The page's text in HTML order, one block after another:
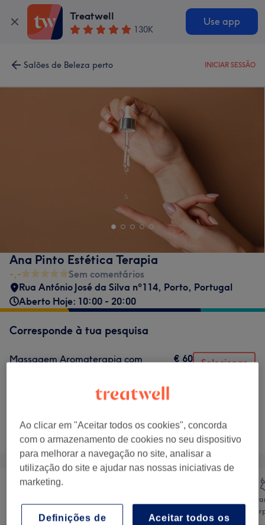
Treatwell
130K
Use app
Salões de Beleza perto INICIAR SESSÃO
Ana Pinto Estética Terapia
-,-
Sem comentários
Rua António José da Silva nº114, Porto, Portugal
Aberto Hoje: 10:00 - 20:00
Corresponde à tua pesquisa
Massagem Aromaterapia com
Mostrar Detalhes
€ 60 Selecionar
Não é o que estavas à procura?
Procurar serviços
Tratamento Facial Massagem
Ao clicar em "Aceitar todos os cookies", concorda
com o armazenamento de cookies no seu dispositivo
para melhorar a navegação no site, analisar a
utilização do site e ajudar nas nossas iniciativas de
marketing.
Aceitar todos os
Definições de